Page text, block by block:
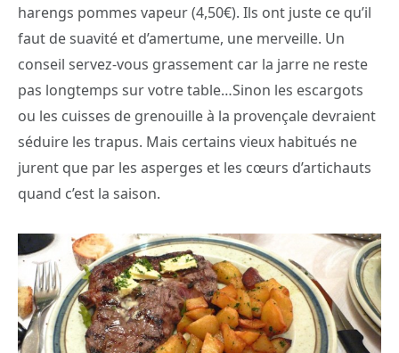
harengs pommes vapeur (4,50€). Ils ont juste ce qu’il
faut de suavité et d’amertume, une merveille. Un
conseil servez-vous grassement car la jarre ne reste
pas longtemps sur votre table…Sinon les escargots
ou les cuisses de grenouille à la provençale devraient
séduire les trapus. Mais certains vieux habitués ne
jurent que par les asperges et les cœurs d’artichauts
quand c’est la saison.